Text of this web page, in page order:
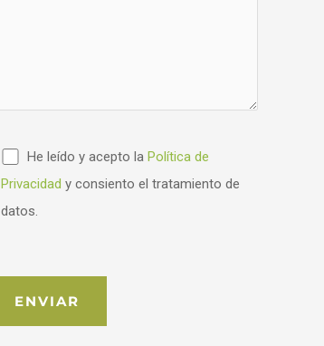
He leído y acepto la Política de
Privacidad y consiento el tratamiento de
datos.